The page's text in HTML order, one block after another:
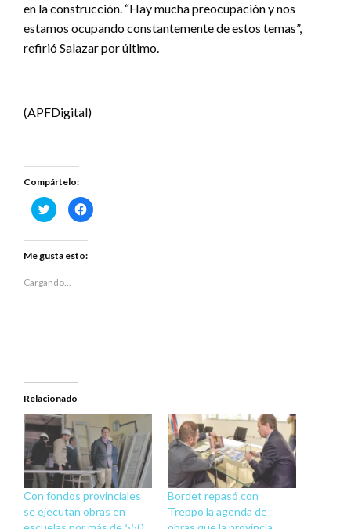
en la construcción. “Hay mucha preocupación y nos
estamos ocupando constantemente de estos temas”,
refirió Salazar por último.
(APFDigital)
Compártelo:
Haz
clic
en
Twitter
(Se
en
Haz
clic
Me gusta esto:
Cargando...
Relacionado
Con fondos provinciales
se ejecutan obras en
Bordet repasó con
Treppo la agenda de